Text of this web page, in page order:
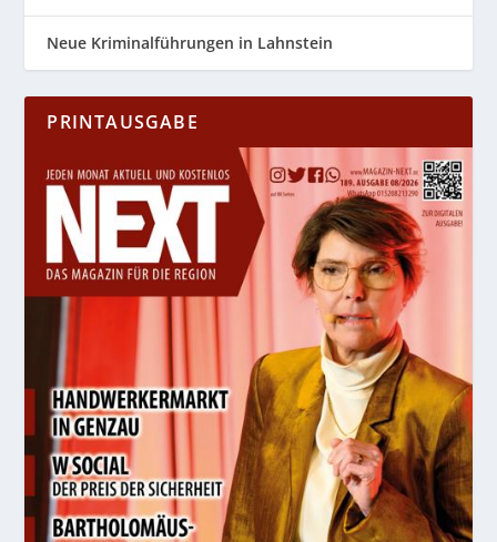
Neue Kriminalführungen in Lahnstein
PRINTAUSGABE